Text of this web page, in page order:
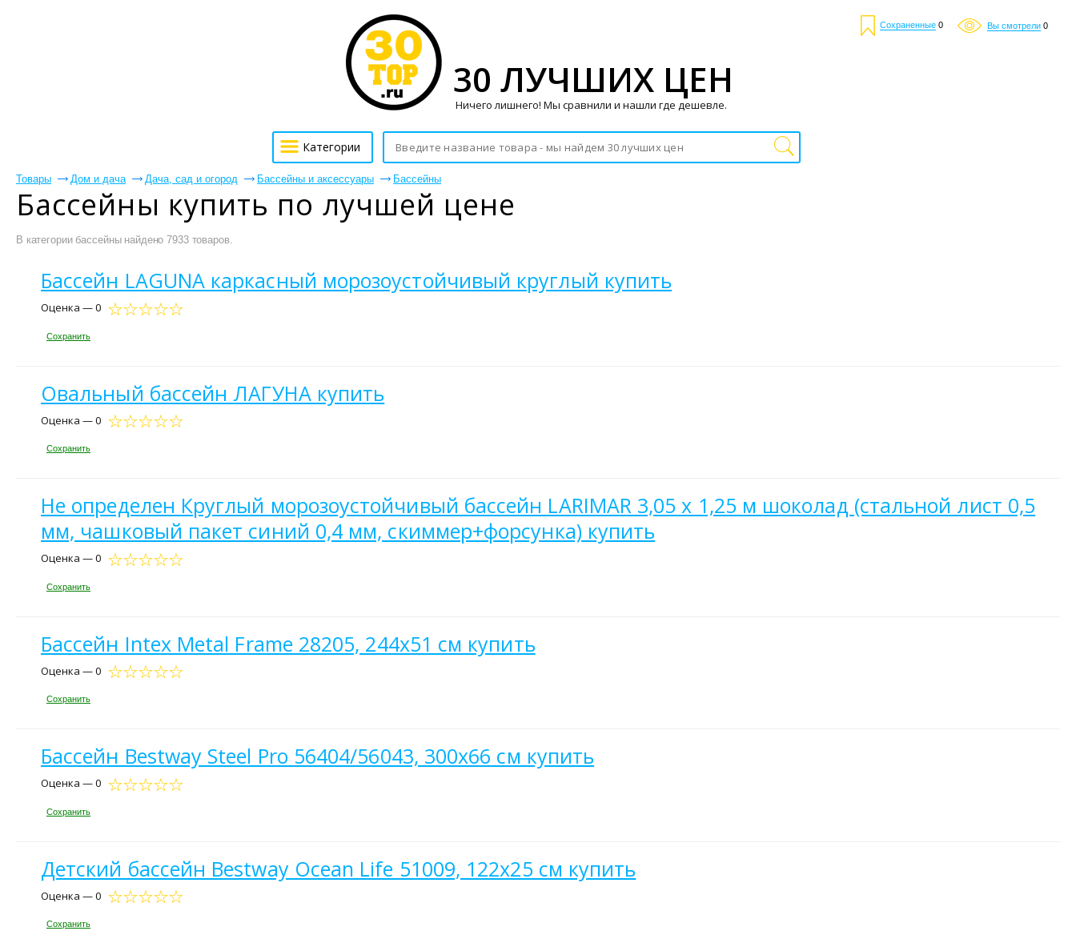
Сохраненные 0 Вы смотрели 0
Товары Дом и дача Дача, сад и огород Бассейны и аксессуары Бассейны
Бассейны купить по лучшей цене
В категории бассейны найдено 7933 товаров.
Бассейн LAGUNA каркасный морозоустойчивый круглый купить
Оценка — 0
Сохранить
Овальный бассейн ЛАГУНА купить
Оценка — 0
Сохранить
Не определен Круглый морозоустойчивый бассейн LARIMAR 3,05 х 1,25 м шоколад (стальной лист 0,5
мм, чашковый пакет синий 0,4 мм, скиммер+форсунка) купить
Оценка — 0
Сохранить
Бассейн Intex Metal Frame 28205, 244х51 см купить
Оценка — 0
Сохранить
Бассейн Bestway Steel Pro 56404/56043, 300х66 см купить
Оценка — 0
Сохранить
Детский бассейн Bestway Ocean Life 51009, 122х25 см купить
Оценка — 0
Сохранить
30 ЛУЧШИХ ЦЕН
Ничего лишнего! Мы сравнили и нашли где дешевле.
Категории